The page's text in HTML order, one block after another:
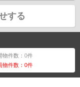
する
物件数：0件
物件数：0件